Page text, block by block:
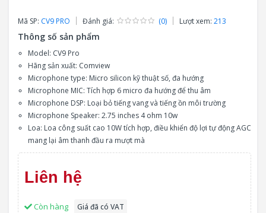
Mã SP: CV9 PRO Đánh giá: (0) Lượt xem:213
Thông số sản phẩm
Model: CV9 Pro
Hãng sản xuất: Comview
Microphone type: Micro silicon kỹ thuật số, đa hướng
Microphone MIC: Tích hợp 6 micro đa hướng để thu âm
Microphone DSP: Loại bỏ tiếng vang và tiếng ồn môi trường
Microphone Speaker: 2.75 inches 4 ohm 10w
Loa: Loa công suất cao 10W tích hợp, điều khiển độ lợi tự động AGC
mang lại âm thanh đầu ra mượt mà
Liên hệ
Còn hàng Giá đã có VAT